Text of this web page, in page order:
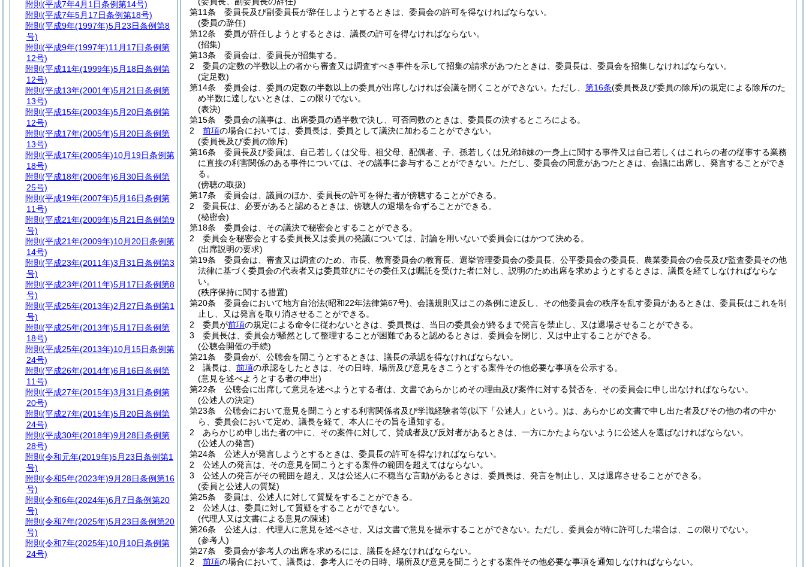
第11条
委員長及び副委員長が辞任しようとするときは、委員会の許可を得なければならない。
(委員の辞任)
第12条
委員が辞任しようとするときは、議長の許可を得なければならない。
(招集)
第13条
委員会は、委員長が招集する。
2
委員の定数の半数以上の者から審査又は調査すべき事件を示して招集の請求があつたときは、委員長は、委員会を招集しなければならない。
(定足数)
第14条
委員会は、委員の定数の半数以上の委員が出席しなければ会議を開くことができない。 ただし、 第16条(委員長及び委員の除斥)の規定による除斥のた
め半数に達しないときは、この限りでない。
(表決)
第15条
委員会の議事は、出席委員の過半数で決し、可否同数のときは、委員長の決するところによる。
2
前項の場合においては、委員長は、委員として議決に加わることができない。
(委員長及び委員の除斥)
第16条
委員長及び委員は、自己若しくは父母、祖父母、配偶者、子、孫若しくは兄弟姉妹の一身上に関する事件又は自己若しくはこれらの者の従事する業務
に直接の利害関係のある事件については、その議事に参与することができない。 ただし、委員会の同意があつたときは、会議に出席し、発言することができ
る。
(傍聴の取扱)
第17条
委員会は、議員のほか、委員長の許可を得た者が傍聴することができる。
2
委員長は、必要があると認めるときは、傍聴人の退場を命ずることができる。
(秘密会)
第18条
委員会は、その議決で秘密会とすることができる。
2
委員会を秘密会とする委員長又は委員の発議については、討論を用いないで委員会にはかつて決める。
(出席説明の要求)
第19条
委員会は、審査又は調査のため、市長、教育委員会の教育長、選挙管理委員会の委員長、公平委員会の委員長、農業委員会の会長及び監査委員その他
法律に基づく委員会の代表者又は委員並びにその委任又は嘱託を受けた者に対し、説明のため出席を求めようとするときは、議長を経てしなければならな
い。
(秩序保持に関する措置)
第20条
委員会において地方自治法(昭和22年法律第67号) 、会議規則又はこの条例に違反し、その他委員会の秩序を乱す委員があるときは、委員長はこれを制
止し、又は発言を取り消させることができる。
2
委員が前項の規定による命令に従わないときは、委員長は、当日の委員会が終るまで発言を禁止し、又は退場させることができる。
3
委員長は、委員会が騒然として整理することが困難であると認めるときは、委員会を閉じ、又は中止することができる。
(公聴会開催の手続)
第21条
委員会が、公聴会を開こうとするときは、議長の承認を得なければならない。
2
議長は、 前項の承認をしたときは、その日時、場所及び意見をきこうとする案件その他必要な事項を公示する。
(意見を述べようとする者の申出)
第22条
公聴会に出席して意見を述べようとする者は、文書であらかじめその理由及び案件に対する賛否を、その委員会に申し出なければならない。
(公述人の決定)
第23条
公聴会において意見を聞こうとする利害関係者及び学識経験者等(以下「公述人」という。)は、あらかじめ文書で申し出た者及びその他の者の中か
ら、委員会において定め、議長を経て、本人にその旨を通知する。
2
あらかじめ申し出た者の中に、その案件に対して、賛成者及び反対者があるときは、一方にかたよらないように公述人を選ばなければならない。
(公述人の発言)
第24条
公述人が発言しようとするときは、委員長の許可を得なければならない。
2
公述人の発言は、その意見を聞こうとする案件の範囲を超えてはならない。
3
公述人の発言がその範囲を超え、又は公述人に不穏当な言動があるときは、委員長は、発言を制止し、又は退席させることができる。
(委員と公述人の質疑)
第25条
委員は、公述人に対して質疑をすることができる。
2
公述人は、委員に対して質疑をすることができない。
(代理人又は文書による意見の陳述)
第26条
公述人は、代理人に意見を述べさせ、又は文書で意見を提示することができない。 ただし、委員会が特に許可した場合は、この限りでない。
(参考人)
第27条
委員会が参考人の出席を求めるには、議長を経なければならない。
2
前項の場合において、議長は、参考人にその日時、場所及び意見を聞こうとする案件その他必要な事項を通知しなければならない。
附則 (平成7年4月1日条例第14号)
附則 (平成7年5月17日条例第18号)
附則 (平成9年(1997年)5月23日条例第8
号)
附則 (平成9年(1997年)11月17日条例第
12号)
附則 (平成11年(1999年)5月18日条例第
12号)
附則 (平成13年(2001年)5月21日条例第
13号)
附則 (平成15年(2003年)5月20日条例第
12号)
附則 (平成17年(2005年)5月20日条例第
13号)
附則 (平成17年(2005年)10月19日条例第
18号)
附則 (平成18年(2006年)6月30日条例第
25号)
附則 (平成19年(2007年)5月16日条例第
11号)
附則 (平成21年(2009年)5月21日条例第9
号)
附則 (平成21年(2009年)10月20日条例第
14号)
附則 (平成23年(2011年)3月31日条例第3
号)
附則 (平成23年(2011年)5月17日条例第8
号)
附則 (平成25年(2013年)2月27日条例第1
号)
附則 (平成25年(2013年)5月17日条例第
18号)
附則 (平成25年(2013年)10月15日条例第
24号)
附則 (平成26年(2014年)6月16日条例第
11号)
附則 (平成27年(2015年)3月31日条例第
20号)
附則 (平成27年(2015年)5月20日条例第
24号)
附則 (平成30年(2018年)9月28日条例第
28号)
附則 (令和元年(2019年)5月23日条例第1
号)
附則 (令和5年(2023年)9月28日条例第16
号)
附則 (令和6年(2024年)6月7日条例第20
号)
附則 (令和7年(2025年)5月23日条例第20
号)
附則 (令和7年(2025年)10月10日条例第
24号)